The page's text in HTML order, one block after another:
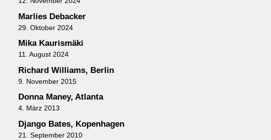
Marlies Debacker
29. Oktober 2024
Mika Kaurismäki
11. August 2024
Richard Williams, Berlin
9. November 2015
Donna Maney, Atlanta
4. März 2013
Django Bates, Kopenhagen
21. September 2010